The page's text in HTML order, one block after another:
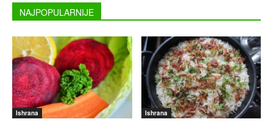
NAJPOPULARNIJE
Ishrana Ishrana